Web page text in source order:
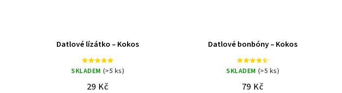
Datlové lízátko – Kokos
SKLADEM (>5 ks)
29 Kč
Datlové bonbóny – Kokos
SKLADEM (>5 ks)
79 Kč